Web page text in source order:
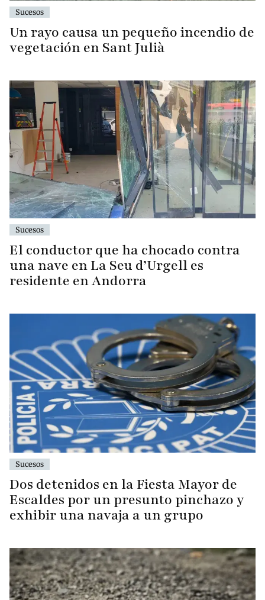
Sucesos
Un rayo causa un pequeño incendio de
vegetación en Sant Julià
Sucesos
El conductor que ha chocado contra
una nave en La Seu d’Urgell es
residente en Andorra
Sucesos
Dos detenidos en la Fiesta Mayor de
Escaldes por un presunto pinchazo y
exhibir una navaja a un grupo